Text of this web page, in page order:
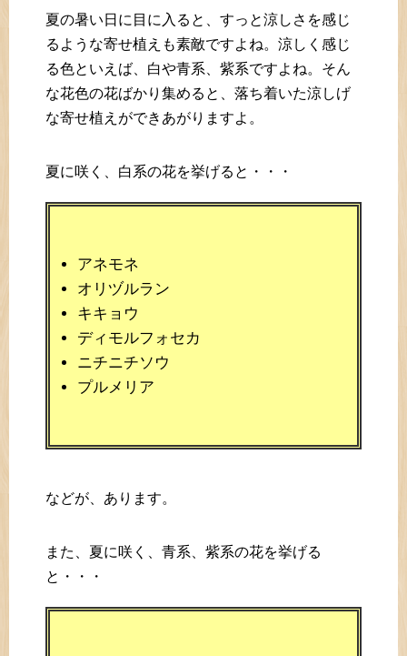
夏の暑い日に目に入ると、すっと涼しさを感じ
るような寄せ植えも素敵ですよね。涼しく感じ
る色といえば、白や青系、紫系ですよね。そん
な花色の花ばかり集めると、落ち着いた涼しげ
な寄せ植えができあがりますよ。
夏に咲く、白系の花を挙げると・・・
アネモネ
オリヅルラン
キキョウ
ディモルフォセカ
ニチニチソウ
プルメリア
などが、あります。
また、夏に咲く、青系、紫系の花を挙げる
と・・・